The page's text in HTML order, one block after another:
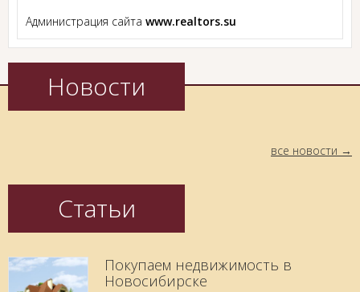
Администрация сайта www.realtors.su
Новости
все новости
Статьи
Покупаем недвижимость в
Новосибирске